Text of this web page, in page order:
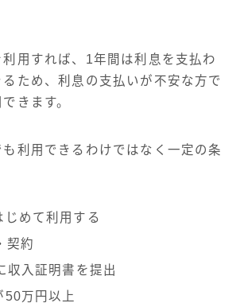
用すれば、1年間は利息を支払わ
ため、利息の支払いが不安な方で
きます。
も利用できるわけではなく一定の条
じめて利用する
契約
収入証明書を提出
50万円以上